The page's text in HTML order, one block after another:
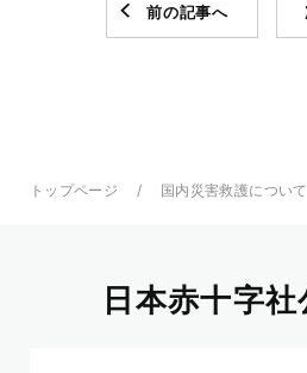
前の記事へ
トップページ 国内災害救護について
日本赤十字